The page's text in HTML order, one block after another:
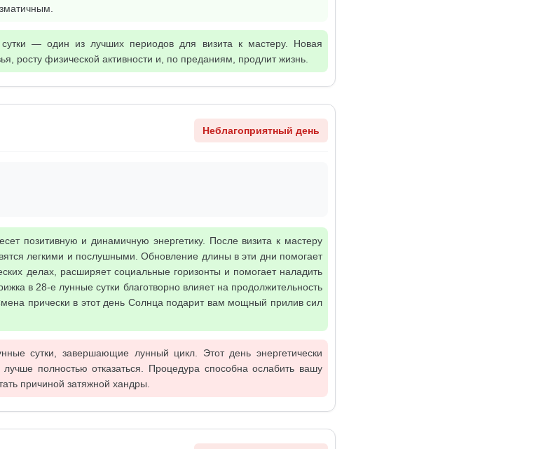
— один из лучших периодов для визита к мастеру. Новая
росту физической активности и, по преданиям, продлит жизнь.
Неблагоприятный день
позитивную и динамичную энергетику. После визита к мастеру
легкими и послушными. Обновление длины в эти дни помогает
делах, расширяет социальные горизонты и помогает наладить
в 28-е лунные сутки благотворно влияет на продолжительность
прически в этот день Солнца подарит вам мощный прилив сил
сутки, завершающие лунный цикл. Этот день энергетически
полностью отказаться. Процедура способна ослабить вашу
причиной затяжной хандры.